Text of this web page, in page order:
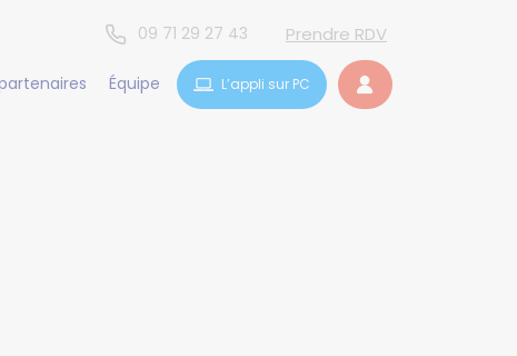
09 71 29 27 43 Prendre RDV
Équipe L’appli sur PC